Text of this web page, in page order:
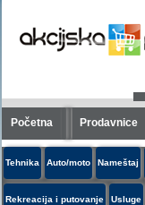
Početna Prodavnice
Tehnika Auto/moto Nameštaj
Rekreacija i putovanje Usluge